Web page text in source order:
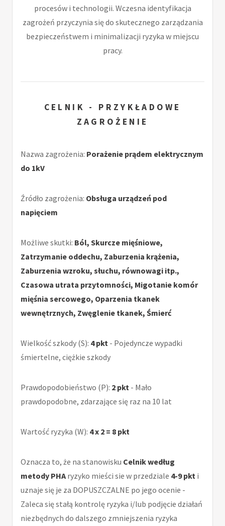
procesów i technologii. Wczesna identyfikacja
zagrożeń przyczynia się do skutecznego zarządzania
bezpieczeństwem i minimalizacji ryzyka w miejscu
pracy.
CELNIK - PRZYKŁADOWE
ZAGROŻENIE
Nazwa zagrożenia: Porażenie prądem elektrycznym
do 1kV
Źródło zagrożenia: Obsługa urządzeń pod
napięciem
Możliwe skutki: Ból, Skurcze mięśniowe,
Zatrzymanie oddechu, Zaburzenia krążenia,
Zaburzenia wzroku, słuchu, równowagi itp.,
Czasowa utrata przytomności, Migotanie komór
mięśnia sercowego, Oparzenia tkanek
wewnętrznych, Zwęglenie tkanek, Śmierć
Wielkość szkody (S): 4 pkt - Pojedyncze wypadki
śmiertelne, ciężkie szkody
Prawdopodobieństwo (P): 2 pkt - Mało
prawdopodobne, zdarzające się raz na 10 lat
Wartość ryzyka (W): 4 x 2 = 8 pkt
Oznacza to, że na stanowisku Celnik według
metody PHA ryzyko mieści sie w przedziale 4-9 pkt i
uznaje się je za DOPUSZCZALNE po jego ocenie -
Zaleca się stałą kontrolę ryzyka i/lub podjęcie działań
niezbędnych do dalszego zmniejszenia ryzyka